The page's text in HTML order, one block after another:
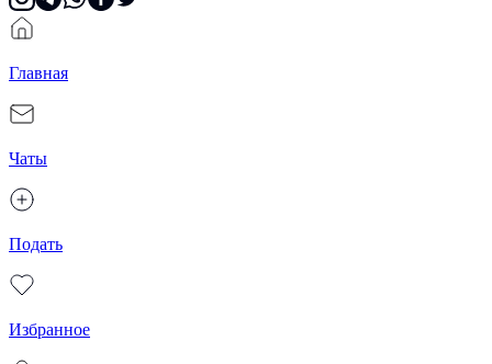
Главная
Чаты
Подать
Избранное